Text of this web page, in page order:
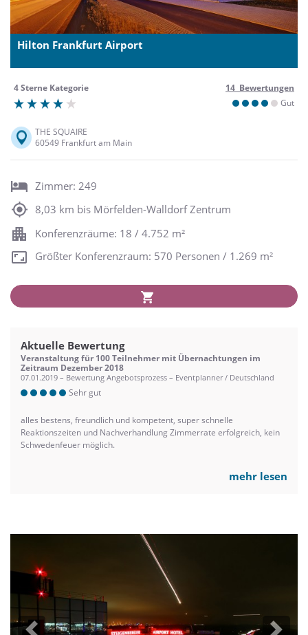
Hilton Frankfurt Airport
4 Sterne Kategorie
14 Bewertungen
Gut
THE SQUAIRE
60549 Frankfurt am Main
Zimmer: 249
8,03 km bis Mörfelden-Walldorf Zentrum
Konferenzräume: 18 / 4.752 m²
Größter Konferenzraum: 570 Personen / 1.269 m²
Aktuelle Bewertung
Veranstaltung für 100 Teilnehmer mit Übernachtungen im
Zeitraum Dezember 2018
07.01.2019 – Bewertung Angebotsprozess – Eventplanner / Deutschland
Sehr gut
alles bestens, freundlich und kompetent, super schnelle
Reaktionszeiten und Nachverhandlung Zimmerrate erfolgreich, kein
Schwedenfeuer möglich.
mehr lesen